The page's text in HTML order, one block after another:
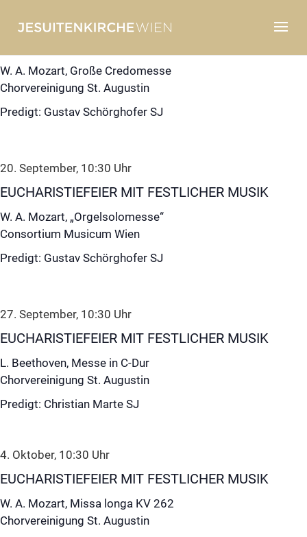
13. September, 10:30Uhr
Predigt: Gustav Schörghofer SJ
W. A. Mozart, Große Credomesse
Chorvereinigung St. Augustin
EUCHARISTIEFEIER MIT FESTLICHER MUSIK
20. September, 10:30 Uhr
Predigt: Gustav Schörghofer SJ
W. A. Mozart, „Orgelsolomesse“
Consortium Musicum Wien
EUCHARISTIEFEIER MIT FESTLICHER MUSIK
27. September, 10:30 Uhr
Predigt: Christian Marte SJ
L. Beethoven, Messe in C-Dur
Chorvereinigung St. Augustin
EUCHARISTIEFEIER MIT FESTLICHER MUSIK
4. Oktober, 10:30 Uhr
W. A. Mozart, Missa longa KV 262
Chorvereinigung St. Augustin